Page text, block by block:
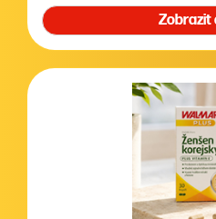
Zobrazit